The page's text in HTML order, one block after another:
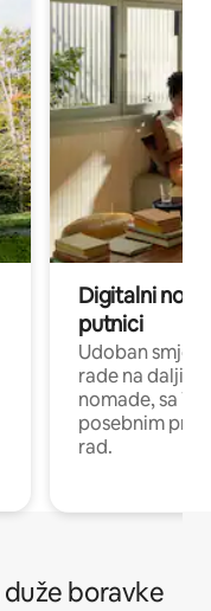
Digitalni
putnici
Udoban
rade na
nomade, sa
posebnim
rad.
boravke